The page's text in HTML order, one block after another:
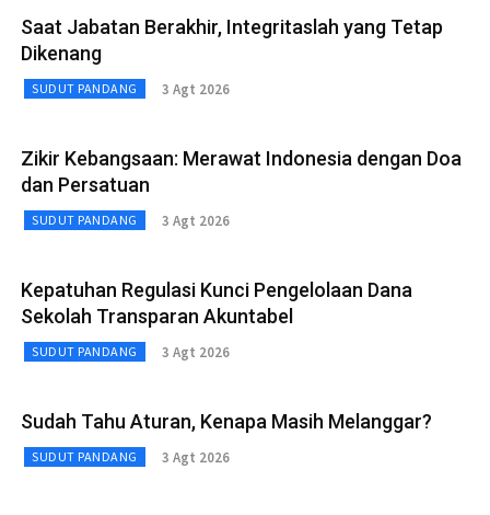
Saat Jabatan Berakhir, Integritaslah yang Tetap
Dikenang
SUDUT PANDANG 3 Agt 2026
Zikir Kebangsaan: Merawat Indonesia dengan Doa
dan Persatuan
SUDUT PANDANG 3 Agt 2026
Kepatuhan Regulasi Kunci Pengelolaan Dana
Sekolah Transparan Akuntabel
SUDUT PANDANG 3 Agt 2026
Sudah Tahu Aturan, Kenapa Masih Melanggar?
SUDUT PANDANG 3 Agt 2026